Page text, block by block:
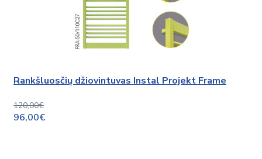
Rankšluosčių džiovintuvas Instal Projekt Frame
120,00€
96,00€